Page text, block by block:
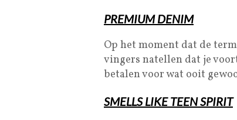
PREMIUM DENIM
Op het moment dat de term
vingers natellen dat je
betalen voor wat ooit
SMELLS LIKE TEEN SPIRIT